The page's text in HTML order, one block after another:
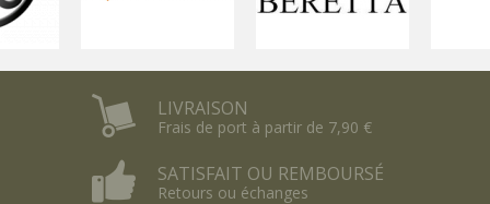
LIVRAISON
Frais de port à partir de 7,90 €
SATISFAIT OU REMBOURSÉ
Retours ou échanges